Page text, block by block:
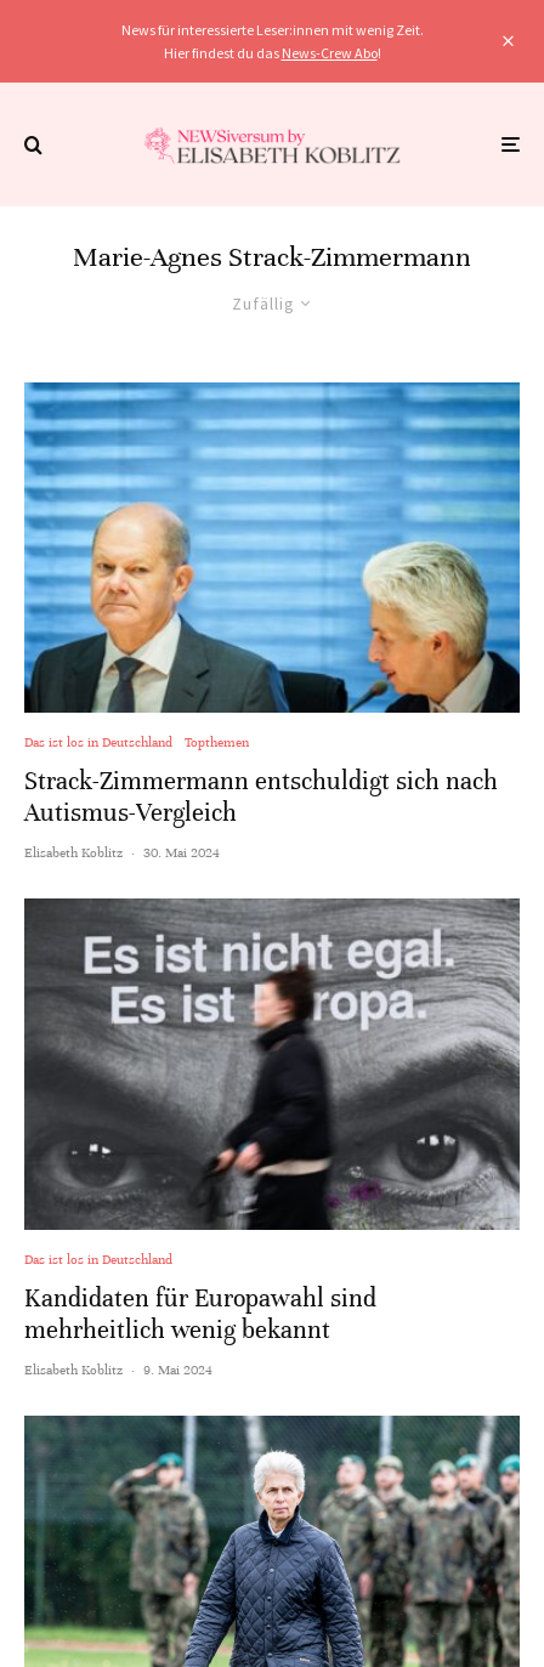
News für interessierte Leser:innen mit wenig Zeit.
Hier findest du das News-Crew Abo!
Marie-Agnes Strack-Zimmermann
Zufällig
Das ist los in Deutschland Topthemen
Strack-Zimmermann entschuldigt sich nach
Autismus-Vergleich
Elisabeth Koblitz · 30. Mai 2024
Das ist los in Deutschland
Kandidaten für Europawahl sind
mehrheitlich wenig bekannt
Elisabeth Koblitz · 9. Mai 2024